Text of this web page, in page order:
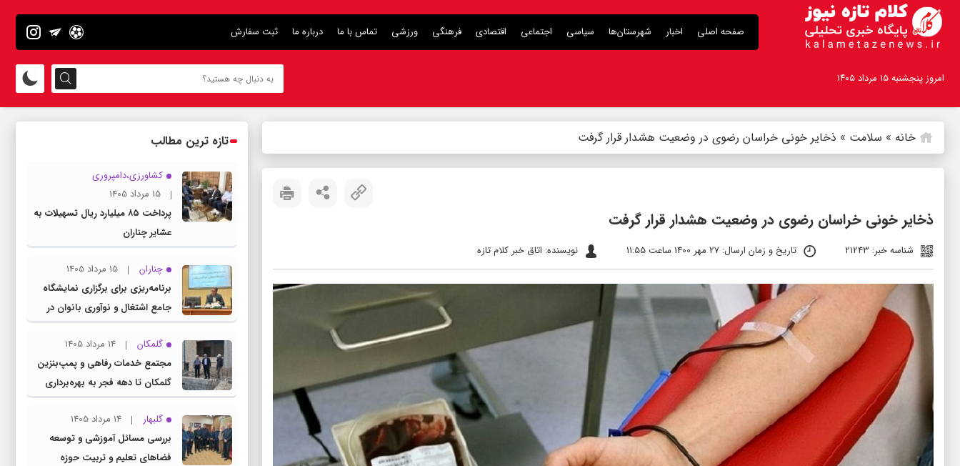
صفحه اصلی اخبار شهرستان‌ها سیاسی اجتماعی اقتصادی فرهنگی ورزشی تماس با ما درباره ما ثبت سفارش
امروز پنجشنبه ۱۵ مرداد ۱۴۰۵
خانه » سلامت » ذخایر خونی خراسان رضوی در وضعیت هشدار قرار گرفت
ذخایر خونی خراسان رضوی در وضعیت هشدار قرار گرفت
شناسه خبر: 21243 تاریخ و زمان ارسال: 27 مهر 1400 ساعت 11:55 نویسنده: اتاق خبر کلام تازه
تازه ترین مطالب
کشاورزی،دامپروری
15 مرداد 1405
پرداخت ۸۵ میلیارد ریال تسهیلات به
عشایر چناران
چناران
15 مرداد 1405
برنامه‌ریزی برای برگزاری نمایشگاه
جامع اشتغال و نوآوری بانوان در
چناران
گلمکان
14 مرداد 1405
مجتمع خدمات رفاهی و پمپ‌بنزین
گلمکان تا دهه فجر به بهره‌برداری
می‌رسد
گلبهار
14 مرداد 1405
بررسی مسائل آموزشی و توسعه
فضاهای تعلیم و تربیت حوزه